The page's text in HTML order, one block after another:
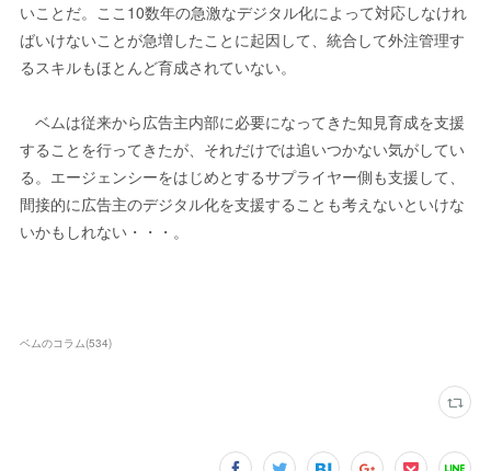
いことだ。ここ10数年の急激なデジタル化によって対応しなけれ
ばいけないことが急増したことに起因して、統合して外注管理す
るスキルもほとんど育成されていない。
ベムは従来から広告主内部に必要になってきた知見育成を支援
することを行ってきたが、それだけでは追いつかない気がしてい
る。エージェンシーをはじめとするサプライヤー側も支援して、
間接的に広告主のデジタル化を支援することも考えないといけな
いかもしれない・・・。
ベムのコラム(534)